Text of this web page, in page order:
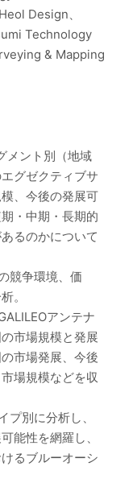
Design、
Technology
& Mapping
メント別（地域
グゼクティブサ
、今後の発展可
・中期・長期的
るのかについて
競争環境、価
。
アンテナ
市場規模と発展
市場発展、今後
場規模などを収
別に分析し、
能性を網羅し、
るブルーオーシ